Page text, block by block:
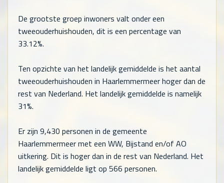
De grootste groep inwoners valt onder een
tweeouderhuishouden, dit is een percentage van
33.12%.
Ten opzichte van het landelijk gemiddelde is het aantal
tweeouderhuishouden in Haarlemmermeer hoger dan de
rest van Nederland. Het landelijk gemiddelde is namelijk
31%.
Er zijn 9,430 personen in de gemeente
Haarlemmermeer met een WW, Bijstand en/of AO
uitkering. Dit is hoger dan in de rest van Nederland. Het
landelijk gemiddelde ligt op 566 personen.